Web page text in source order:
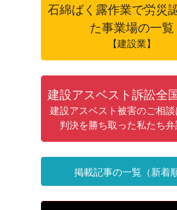
石綿ばく露作業で労災
た事業場の一覧
【建設業】
建設アスベスト訴訟全
建設アスベスト被害のご相
判決を勝ち取った私たち
掲載記事の一覧（新着順